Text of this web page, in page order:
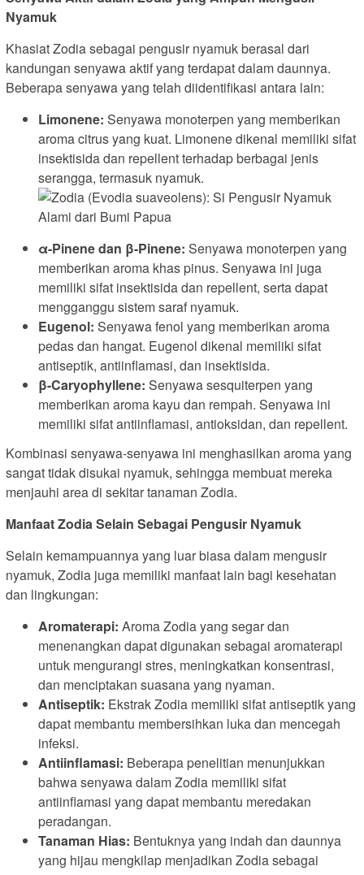
Nyamuk
Khasiat Zodia sebagai pengusir nyamuk berasal dari
kandungan senyawa aktif yang terdapat dalam daunnya.
Beberapa senyawa yang telah diidentifikasi antara lain:
Limonene: Senyawa monoterpen yang memberikan
aroma citrus yang kuat. Limonene dikenal memiliki sifat
insektisida dan repellent terhadap berbagai jenis
serangga, termasuk nyamuk.
α-Pinene dan β-Pinene: Senyawa monoterpen yang
memberikan aroma khas pinus. Senyawa ini juga
memiliki sifat insektisida dan repellent, serta dapat
mengganggu sistem saraf nyamuk.
Eugenol: Senyawa fenol yang memberikan aroma
pedas dan hangat. Eugenol dikenal memiliki sifat
antiseptik, antiinflamasi, dan insektisida.
β-Caryophyllene: Senyawa sesquiterpen yang
memberikan aroma kayu dan rempah. Senyawa ini
memiliki sifat antiinflamasi, antioksidan, dan repellent.
Kombinasi senyawa-senyawa ini menghasilkan aroma yang
sangat tidak disukai nyamuk, sehingga membuat mereka
menjauhi area di sekitar tanaman Zodia.
Manfaat Zodia Selain Sebagai Pengusir Nyamuk
Selain kemampuannya yang luar biasa dalam mengusir
nyamuk, Zodia juga memiliki manfaat lain bagi kesehatan
dan lingkungan:
Aromaterapi: Aroma Zodia yang segar dan
menenangkan dapat digunakan sebagai aromaterapi
untuk mengurangi stres, meningkatkan konsentrasi,
dan menciptakan suasana yang nyaman.
Antiseptik: Ekstrak Zodia memiliki sifat antiseptik yang
dapat membantu membersihkan luka dan mencegah
infeksi.
Antiinflamasi: Beberapa penelitian menunjukkan
bahwa senyawa dalam Zodia memiliki sifat
antiinflamasi yang dapat membantu meredakan
peradangan.
Tanaman Hias: Bentuknya yang indah dan daunnya
yang hijau mengkilap menjadikan Zodia sebagai